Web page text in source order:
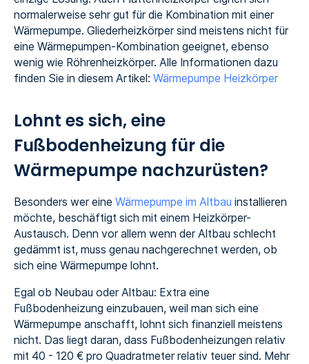
normalerweise sehr gut für die Kombination mit einer
Wärmepumpe. Gliederheizkörper sind meistens nicht für
eine Wärmepumpen-Kombination geeignet, ebenso
wenig wie Röhrenheizkörper. Alle Informationen dazu
finden Sie in diesem Artikel: Wärmepumpe Heizkörper
Lohnt es sich, eine
Fußbodenheizung für die
Wärmepumpe nachzurüsten?
Besonders wer eine Wärmepumpe im Altbau installieren
möchte, beschäftigt sich mit einem Heizkörper-
Austausch. Denn vor allem wenn der Altbau schlecht
gedämmt ist, muss genau nachgerechnet werden, ob
sich eine Wärmepumpe lohnt.
Egal ob Neubau oder Altbau: Extra eine
Fußbodenheizung einzubauen, weil man sich eine
Wärmepumpe anschafft, lohnt sich finanziell meistens
nicht. Das liegt daran, dass Fußbodenheizungen relativ
mit 40 - 120 € pro Quadratmeter relativ teuer sind. Mehr